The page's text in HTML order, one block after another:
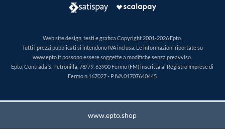
Web site design, testi e grafica Copyright 2001-2026 Epto.
Tutti i prezzi pubblicati si intendono IVA inclusa. Le informazioni riportate su
www.epto.it possono essere soggette a modifiche senza preavviso.
Epto, Contrada S. Petronilla, 78/79, 63900 Fermo (FM) inscritta al Registro Imprese di
Fermo n.167027 - P.IVA 01707640445
www.epto.shop